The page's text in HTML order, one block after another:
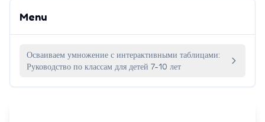
Menu
Осваиваем умножение с интерактивными таблицами:
Руководство по классам для детей 7-10 лет